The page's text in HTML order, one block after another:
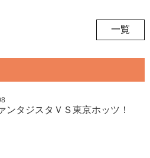
一覧
ンタジスタＶＳ東京ホッツ！